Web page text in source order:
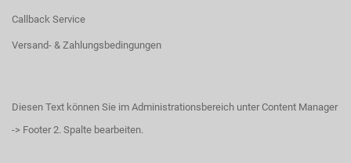
Callback Service
Versand- & Zahlungsbedingungen
Diesen Text können Sie im Administrationsbereich unter Content Manager
-> Footer 2. Spalte bearbeiten.